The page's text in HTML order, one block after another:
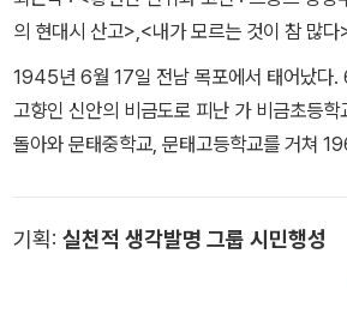
에 참여작가로 초대됐으며, 2006 베니스비
(SKAi) 석좌교수로 강의했다. 도시건축집
C)의 대표다. 아울러 문화재청 문화재위원으
의 현대시 산고>,<내가 모르는 것이 참 많다
1945년 6월 17일 전남 목포에서 태어났다.
고향인 신안의 비금도로 피난 가 비금초등학
돌아와 문태중학교, 문태고등학교를 거쳐
하는데, 이는 각각 국내 첫 아폴리네르 학위
으로 『얼굴 없는 희망-아폴리네르 시집 '알
기획: 실천적 생각발명 그룹 시민행성